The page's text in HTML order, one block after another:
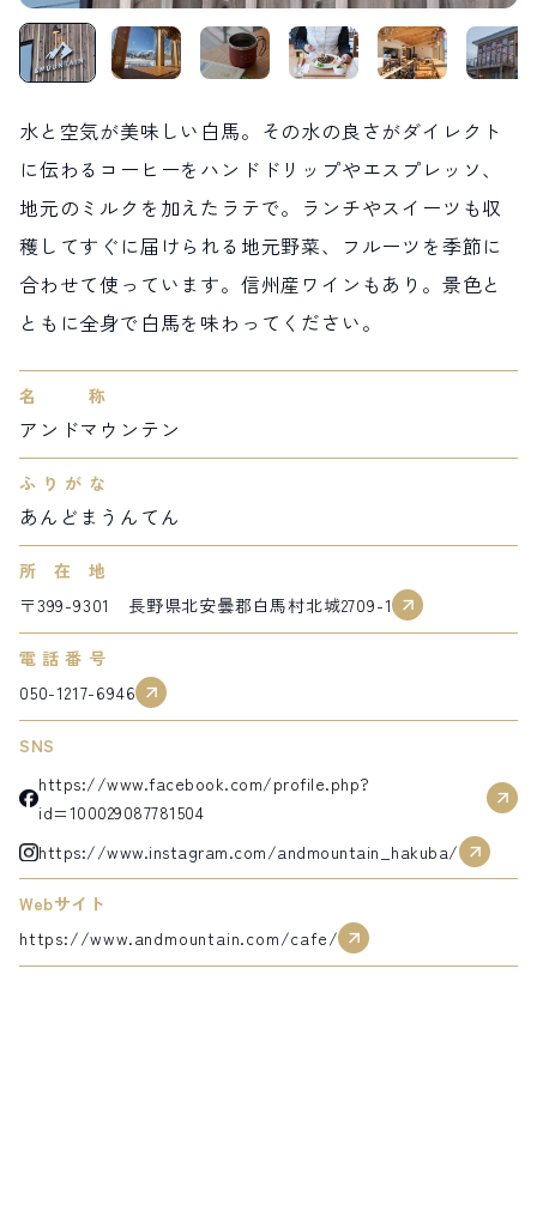
399-9301 長野県北安曇郡白馬村北城5497
Snow Peak LAND STATION HAKUBA内
営業時間：9:00～17:00 定休日：無休
TEL.0261-85-4210 / FAX.0261-85-4240
検索する
白馬村までのアクセス
白馬村内の交通情報
水と空気が美味しい白馬。その水の良さがダイレクト
に伝わるコーヒーをハンドドリップやエスプレッソ、
地元のミルクを加えたラテで。ランチやスイーツも収
穫してすぐに届けられる地元野菜、フルーツを季節に
合わせて使っています。信州産ワインもあり。景色と
ともに全身で白馬を味わってください。
名称
アンドマウンテン
ふりがな
あんどまうんてん
所在地
〒399-9301 長野県北安曇郡白馬村北城2709-1
電話番号
050-1217-6946
SNS
https://www.facebook.com/profile.php?
id=100029087781504
https://www.instagram.com/andmountain_hakuba/
Webサイト
https://www.andmountain.com/cafe/